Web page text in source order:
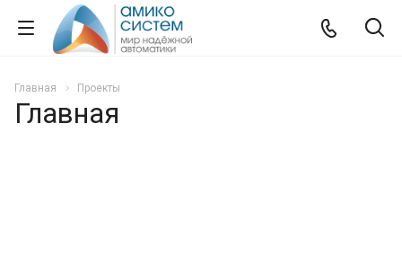
Главная Проекты
Главная